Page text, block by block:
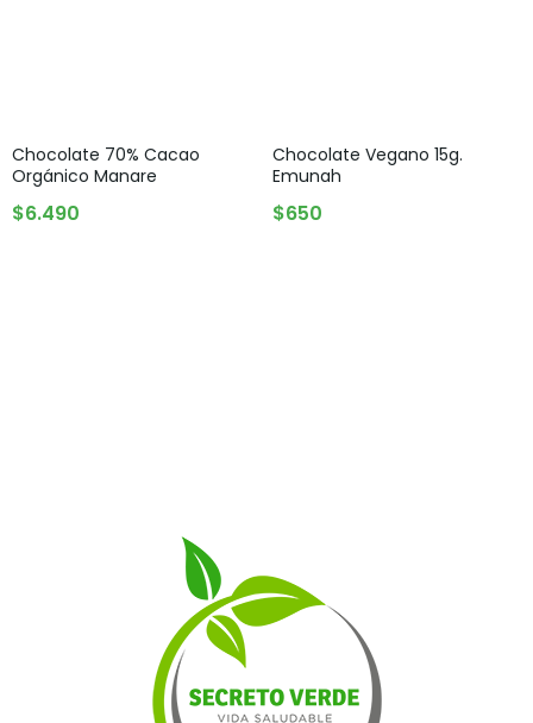
Chocolate 70% Cacao
Orgánico Manare
$6.490
Chocolate Vegano 15g.
Emunah
$650